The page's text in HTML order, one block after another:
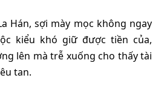
Hán, sợi mày mọc không ngay
kiểu khó giữ được tiền của,
lên mà trễ xuống cho thấy tài
tan.